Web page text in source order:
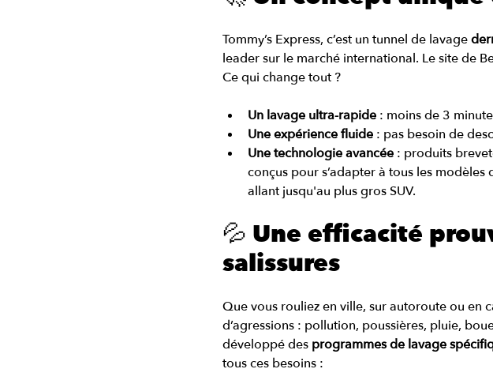
Tommy’s Express, c’est un tunnel de lavage
leader sur le marché international. Le site de
Ce qui change tout ?
Un lavage ultra-rapide : moins de 3
Une expérience fluide : pas besoin de
Une technologie avancée : produits
conçus pour s’adapter à tous les
allant jusqu'au plus gros SUV.
💦 Une efficacité
salissures
Que vous rouliez en ville, sur autoroute ou en
d’agressions : pollution, poussières, pluie,
développé des programmes de lavage
tous ces besoins :